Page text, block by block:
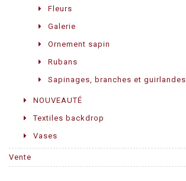
Fleurs
Galerie
Ornement sapin
Rubans
Sapinages, branches et guirlandes
NOUVEAUTÉ
Textiles backdrop
Vases
Vente